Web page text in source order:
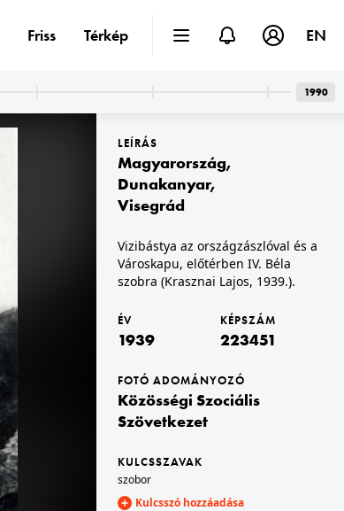
1939 · Lengyelország
lengyel katonai alakulat 1939. szeptemberében.
1939 · Lengyelország
Lengyel légvédelmi alakulat 1939. szeptemberében.
LEÍRÁS
Magyarország,
Dunakanyar,
Visegrád
Vizibástya az országzászlóval és a
Városkapu, előtérben IV. Béla
szobra (Krasznai Lajos, 1939.).
ÉV
1939
KÉPSZÁM
223451
FOTÓ ADOMÁNYOZÓ
Közösségi Szociális
Szövetkezet
KULCSSZAVAK
szobor
Kulcsszó hozzáadása
Friss Térkép EN
1990